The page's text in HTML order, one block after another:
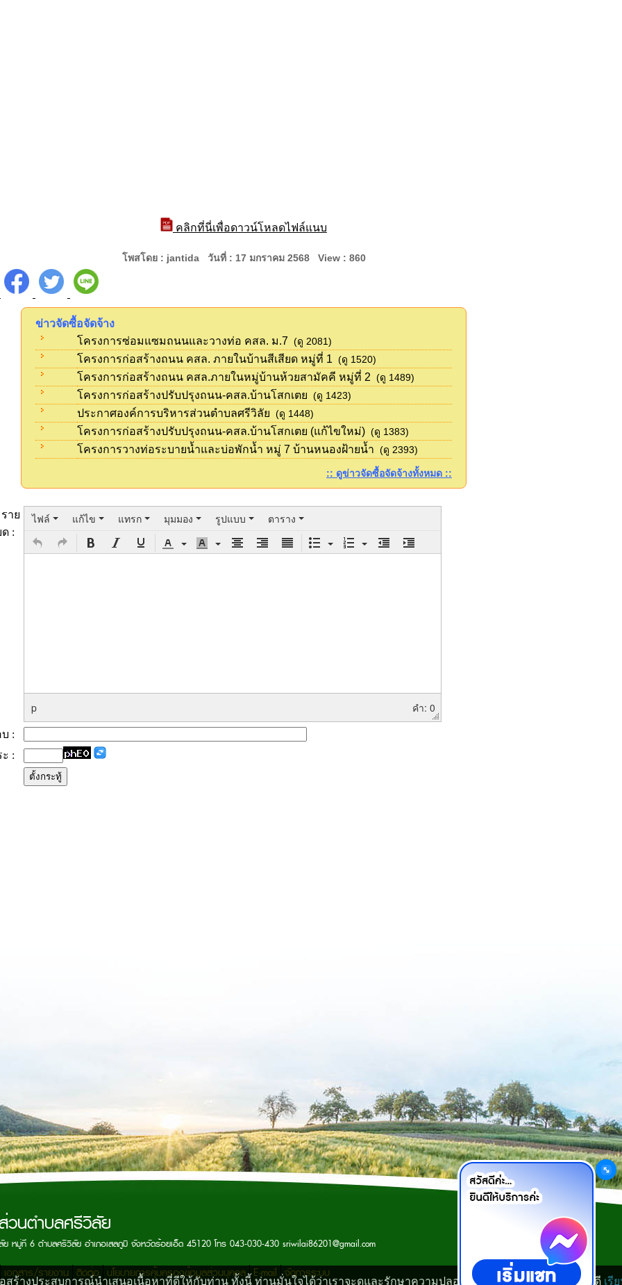
คลิกที่นี่เพื่อดาวน์โหลดไฟล์แนบ
โพสโดย : jantida วันที่ : 17 มกราคม 2568 View : 860
ข่าวจัดซื้อจัดจ้าง
โครงการซ่อมแซมถนนและวางท่อ คสล. ม.7 (ดู 2081)
โครงการก่อสร้างถนน คสล. ภายในบ้านสีเสียด หมู่ที่ 1 (ดู 1520)
โครงการก่อสร้างถนน คสล.ภายในหมู่บ้านห้วยสามัคคี หมู่ที่ 2 (ดู 1489)
โครงการก่อสร้างปรับปรุงถนน-คสล.บ้านโสกเตย (ดู 1423)
ประกาศองค์การบริหารส่วนตำบลศรีวิลัย (ดู 1448)
โครงการก่อสร้างปรับปรุงถนน-คสล.บ้านโสกเตย (แก้ไขใหม่) (ดู 1383)
โครงการวางท่อระบายน้ำและบ่อพักน้ำ หมู่ 7 บ้านหนองฝ้ายน้ำ (ดู 2393)
:: ดูข่าวจัดซื้อจัดจ้างทั้งหมด ::
ราย
ด :
ไฟล์ แก้ไข แทรก มุมมอง รูปแบบ ตาราง
p คำ: 0
:
:
เว็บมาสเตอร์
วนตำบลศรีวิลัย
ย หมู่ที่ 6 ตำบลศรีวิลัย อำเภอเสลภูมิ จังหวัดร้อยเอ็ด 45120 โทร 043-030-430 sriwilai86201@gmail.com
เอกสาร/รายงาน ติดต่อ นโยบายการคุ้มครองข้อมูลส่วนบุคคล E-mail จัดการระบบ
ร้างประสบการณ์นำเสนอเนื้อหาที่ดีให้กับท่าน ทั้งนี้ ท่านมั่นใจได้ว่าเราจะดูและรักษาความปลอดภัยข้อมูลของท่านเป็นอย่างดี เรี